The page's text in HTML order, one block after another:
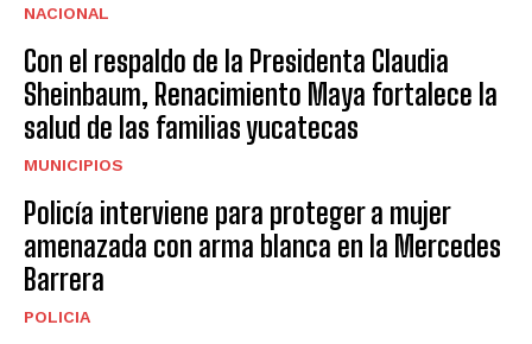
NACIONAL
Con el respaldo de la Presidenta Claudia
Sheinbaum, Renacimiento Maya fortalece la
salud de las familias yucatecas
MUNICIPIOS
Policía interviene para proteger a mujer
amenazada con arma blanca en la Mercedes
Barrera
POLICIA